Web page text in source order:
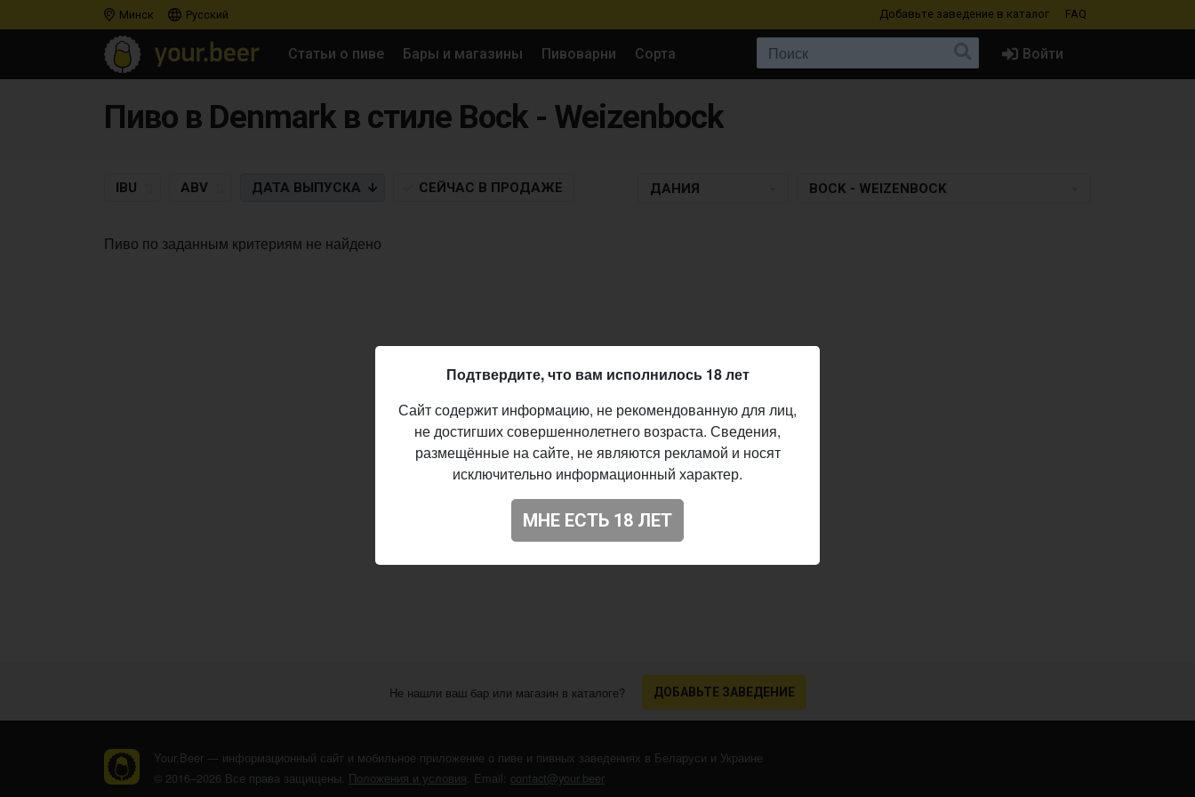
Минск Русский Добавьте заведение в каталог FAQ
Статьи о пиве Бары и магазины Пивоварни Сорта Войти
Пиво в Denmark в стиле Bock - Weizenbock
IBU ABV ДАТА ВЫПУСКА СЕЙЧАС В ПРОДАЖЕ ДАНИЯ BOCK - WEIZENBOCK
Пиво по заданным критериям не найдено
Не нашли ваш бар или магазин в каталоге? ДОБАВЬТЕ ЗАВЕДЕНИЕ
Your.Beer — информационный сайт и мобильное приложение о пиве и пивных заведениях в Беларуси и Украине
© 2016–2026 Все права защищены. Положения и условия. Email: contact@your.beer
Подтвердите, что вам исполнилось 18 лет
Сайт содержит информацию, не рекомендованную для лиц,
не достигших совершеннолетнего возраста. Сведения,
размещённые на сайте, не являются рекламой и носят
исключительно информационный характер.
МНЕ ЕСТЬ 18 ЛЕТ